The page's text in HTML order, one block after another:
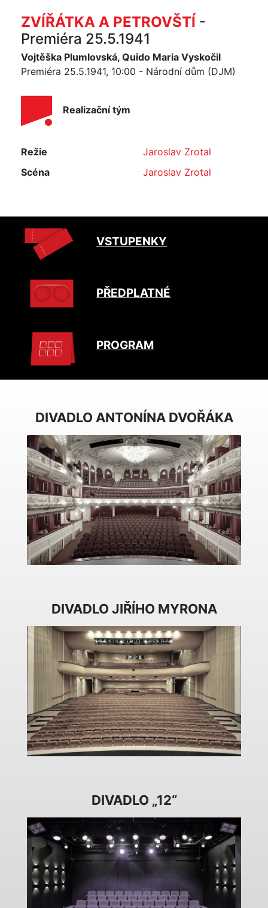
ZVÍŘÁTKA A PETROVŠTÍ -
Premiéra 25.5.1941
Vojtěška Plumlovská, Quido Maria Vyskočil
Premiéra 25.5.1941, 10:00 - Národní dům (DJM)
Realizační tým
Režie
Jaroslav Zrotal
Scéna
Jaroslav Zrotal
VSTUPENKY
PŘEDPLATNÉ
PROGRAM
DIVADLO ANTONÍNA DVOŘÁKA
DIVADLO JIŘÍHO MYRONA
DIVADLO „12“